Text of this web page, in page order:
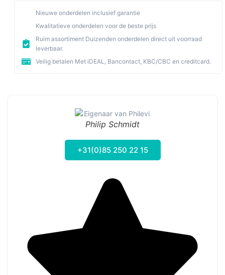
Nieuwe onderdelen inclusief garantie
Kwalitatieve onderdelen voor de beste prijs
Ruim assortiment Duizenden onderdelen direct uit voorraad
leverbaar.
Veilig betalen Met iDEAL, Bancontact, KBC/CBC en creditcard.
Philip Schmidt
+31(0)85 250 22 15